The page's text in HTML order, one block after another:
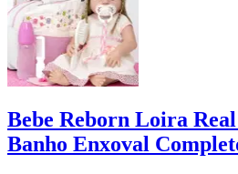
Bebe Reborn Loira
Banho Enxoval